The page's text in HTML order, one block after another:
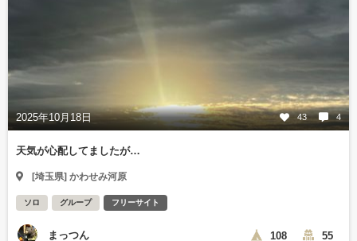
2025年10月18日 43 4
天気が心配してましたが…
[埼玉県] かわせみ河原
ソロ グループ フリーサイト
まっつん 108 55